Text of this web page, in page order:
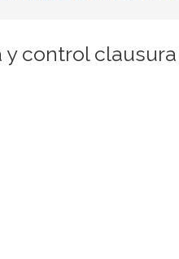
y control